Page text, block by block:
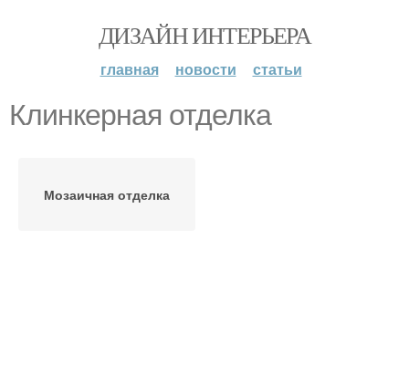
ДИЗАЙН ИНТЕРЬЕРА
главная новости статьи
Клинкерная отделка
Мозаичная отделка